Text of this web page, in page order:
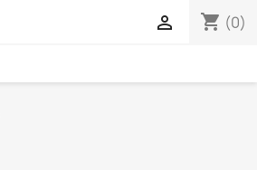
shopping_cart (0)
